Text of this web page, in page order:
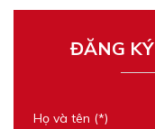
ĐĂNG